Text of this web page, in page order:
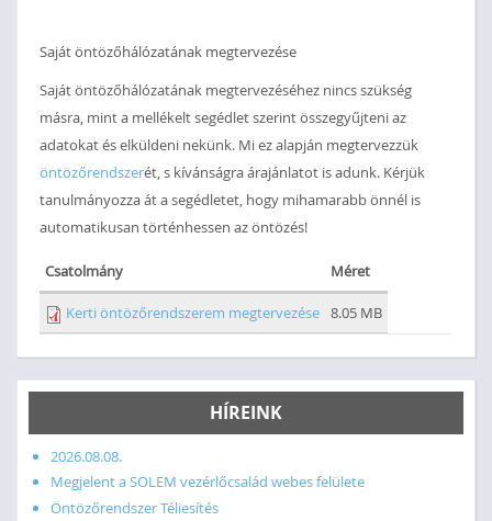
Saját öntözőhálózatának megtervezése
Saját öntözőhálózatának megtervezéséhez nincs szükség
másra, mint a mellékelt segédlet szerint összegyűjteni az
adatokat és elküldeni nekünk. Mi ez alapján megtervezzük
öntözőrendszerét, s kívánságra árajánlatot is adunk. Kérjük
tanulmányozza át a segédletet, hogy mihamarabb önnél is
automatikusan történhessen az öntözés!
Csatolmány Méret
Kerti öntözőrendszerem megtervezése 8.05 MB
HÍREINK
2026.08.08.
Megjelent a SOLEM vezérlőcsalád webes felülete
Öntözőrendszer Téliesítés